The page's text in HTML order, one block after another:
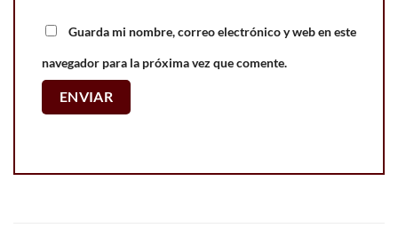
Guarda mi nombre, correo electrónico y web en este
navegador para la próxima vez que comente.